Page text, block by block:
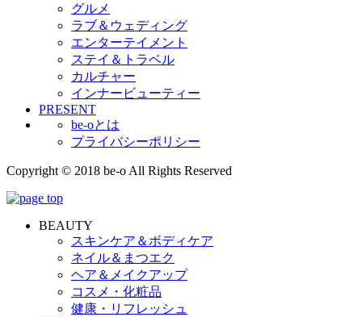
グルメ
ラブ＆ウェディング
エンターテイメント
ステイ＆トラベル
カルチャー
インナービューティー
PRESENT
be-oとは
プライバシーポリシー
Copyright © 2018 be-o All Rights Reserved
BEAUTY
スキンケア＆ボディケア
ネイル＆まつエク
ヘア＆メイクアップ
コスメ・化粧品
健康・リフレッシュ